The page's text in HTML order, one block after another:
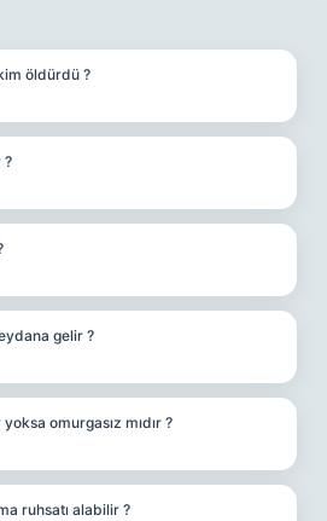
öldürdü ?
?
gelir ?
omurgasız mıdır ?
ruhsatı alabilir ?